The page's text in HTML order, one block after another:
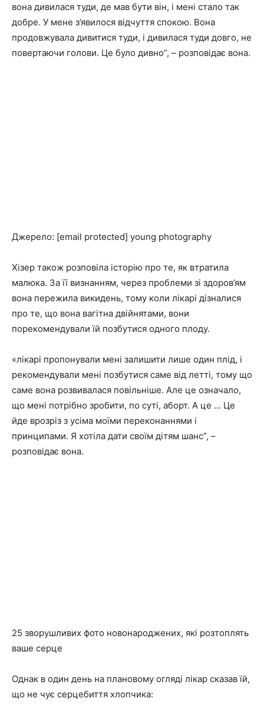
вона дивилася туди, де мав бути він, і мені стало так
добре. У мене з’явилося відчуття спокою. Вона
продовжувала дивитися туди, і дивилася туди довго, не
повертаючи голови. Це було дивно”, – розповідає вона.
Джерело: [email protected] young photography
Хізер також розповіла історію про те, як втратила
малюка. За її визнанням, через проблеми зі здоров’ям
вона пережила викидень, тому коли лікарі дізналися
про те, що вона вагітна двійнятами, вони
порекомендували їй позбутися одного плоду.
«лікарі пропонували мені залишити лише один плід, і
рекомендували мені позбутися саме від летті, тому що
саме вона розвивалася повільніше. Але це означало,
що мені потрібно зробити, по суті, аборт. А це … Це
йде врозріз з усіма моїми переконаннями і
принципами. Я хотіла дати своїм дітям шанс”, –
розповідає вона.
25 зворушливих фото новонароджених, які розтоплять
ваше серце
Однак в один день на плановому огляді лікар сказав їй,
що не чує серцебиття хлопчика: